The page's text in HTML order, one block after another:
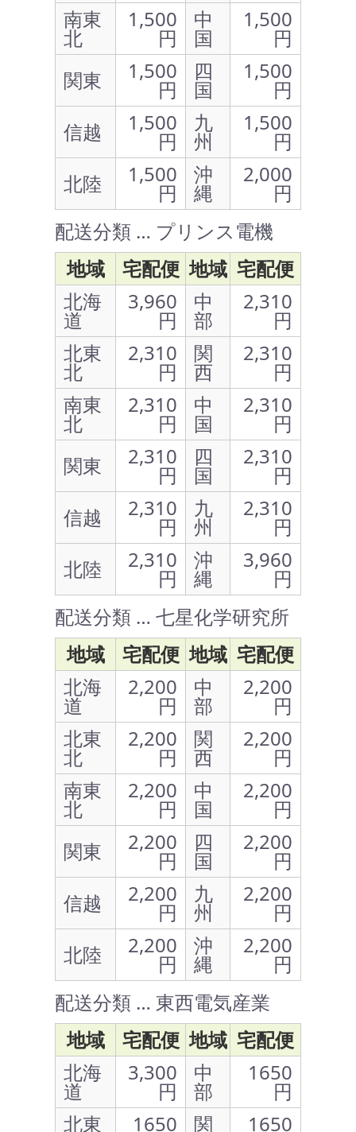
南東
北
1,500
円
中
国
1,500
円
関東
1,500
円
四
国
1,500
円
信越
1,500
円
九
州
1,500
円
北陸
1,500
円
沖
縄
2,000
円
配送分類 … プリンス電機
地域
宅配便 地域 宅配便
北海
道
3,960
円
中
部
2,310
円
北東
北
2,310
円
関
西
2,310
円
南東
北
2,310
円
中
国
2,310
円
関東
2,310
円
四
国
2,310
円
信越
2,310
円
九
州
2,310
円
北陸
2,310
円
沖
縄
3,960
円
配送分類 … 七星化学研究所
地域
宅配便 地域 宅配便
北海
道
2,200
円
中
部
2,200
円
北東
北
2,200
円
関
西
2,200
円
南東
北
2,200
円
中
国
2,200
円
関東
2,200
円
四
国
2,200
円
信越
2,200
円
九
州
2,200
円
北陸
2,200
円
沖
縄
2,200
円
配送分類 … 東西電気産業
地域
宅配便 地域 宅配便
北海
道
3,300
円
中
部
1650
円
北東
1650 関 1650